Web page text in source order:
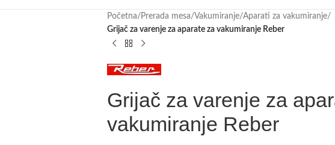
Početna/ Prerada mesa/Vakumiranje/Aparati za vakumiranje/
Grijač za varenje za aparate za vakumiranje Reber
Grijač za varenje za
vakumiranje Reber